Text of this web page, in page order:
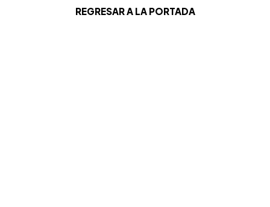
REGRESAR A LA PORTADA